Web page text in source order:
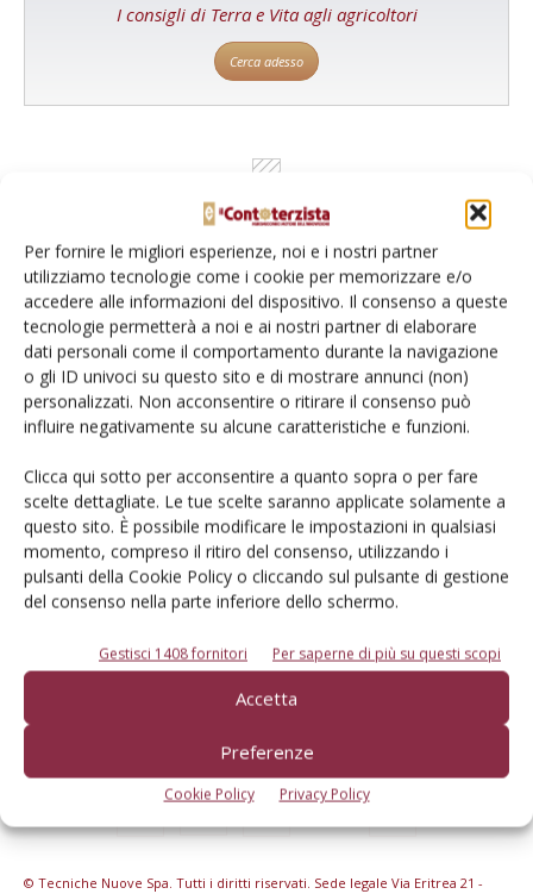
Per fornire le migliori esperienze, noi e i nostri partner
utilizziamo tecnologie come i cookie per memorizzare e/o
accedere alle informazioni del dispositivo. Il consenso a queste
tecnologie permetterà a noi e ai nostri partner di elaborare
dati personali come il comportamento durante la navigazione
o gli ID univoci su questo sito e di mostrare annunci (non)
personalizzati. Non acconsentire o ritirare il consenso può
influire negativamente su alcune caratteristiche e funzioni.
Clicca qui sotto per acconsentire a quanto sopra o per fare
scelte dettagliate. Le tue scelte saranno applicate solamente a
questo sito. È possibile modificare le impostazioni in qualsiasi
momento, compreso il ritiro del consenso, utilizzando i
pulsanti della Cookie Policy o cliccando sul pulsante di gestione
del consenso nella parte inferiore dello schermo.
Gestisci 1408 fornitori Per saperne di più su questi scopi
Accetta
Preferenze
Cookie Policy Privacy Policy
I consigli di Terra e Vita agli agricoltori
Cerca adesso
Rimani aggiornato sul mondo
dell’agricoltura
Iscriviti alle nostre newsletter
© Tecniche Nuove Spa. Tutti i diritti riservati. Sede legale Via Eritrea 21 -